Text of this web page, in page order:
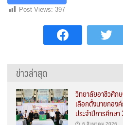
Post Views: 397
ข่าวล่าสุด
วิทยาลัยอาชีวศึก
เลือกตั้งนายกอง
ประจำปีการศึกษ
6 สิงหาคม 2026